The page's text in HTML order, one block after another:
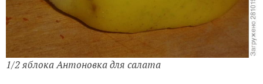
1/2 яблока Антоновка для салата